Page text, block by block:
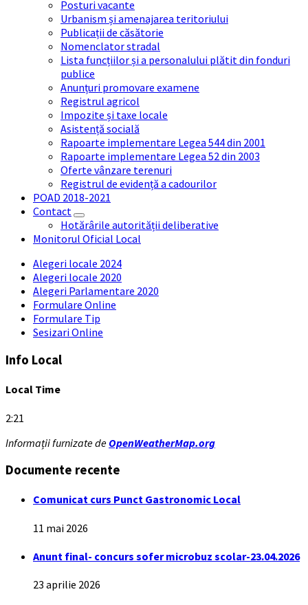
Posturi vacante
Urbanism și amenajarea teritoriului
Publicații de căsătorie
Nomenclator stradal
Lista funcțiilor și a personalului plătit din fonduri
publice
Anunțuri promovare examene
Registrul agricol
Impozite și taxe locale
Asistență socială
Rapoarte implementare Legea 544 din 2001
Rapoarte implementare Legea 52 din 2003
Oferte vânzare terenuri
Registrul de evidență a cadourilor
POAD 2018-2021
Contact
Hotărârile autorității deliberative
Monitorul Oficial Local
Alegeri locale 2024
Alegeri locale 2020
Alegeri Parlamentare 2020
Formulare Online
Formulare Tip
Sesizari Online
Info Local
Local Time
2:21
Informații furnizate de OpenWeatherMap.org
Documente recente
Comunicat curs Punct Gastronomic Local
11 mai 2026
Anunt final- concurs sofer microbuz scolar-23.04.2026
23 aprilie 2026